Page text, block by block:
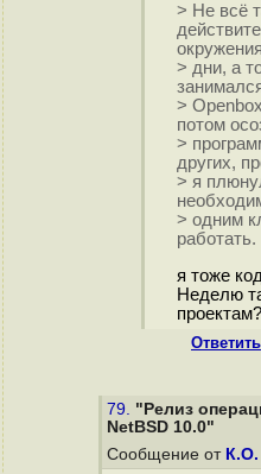
> Не всё
> дни, а
>
потом
>
других,
> я
> одним
работать.
я тоже
Неделю
проектам?
Ответить
79. "Релиз
NetBSD 10.0"
Сообщение от К.О.